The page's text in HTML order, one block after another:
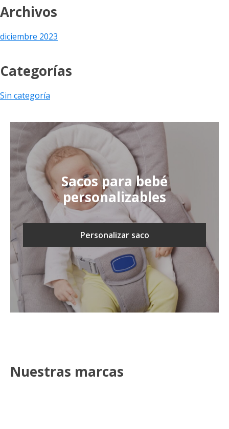
Archivos
diciembre 2023
Categorías
Sin categoría
Sacos para bebé
personalizables
Personalizar saco
Nuestras marcas